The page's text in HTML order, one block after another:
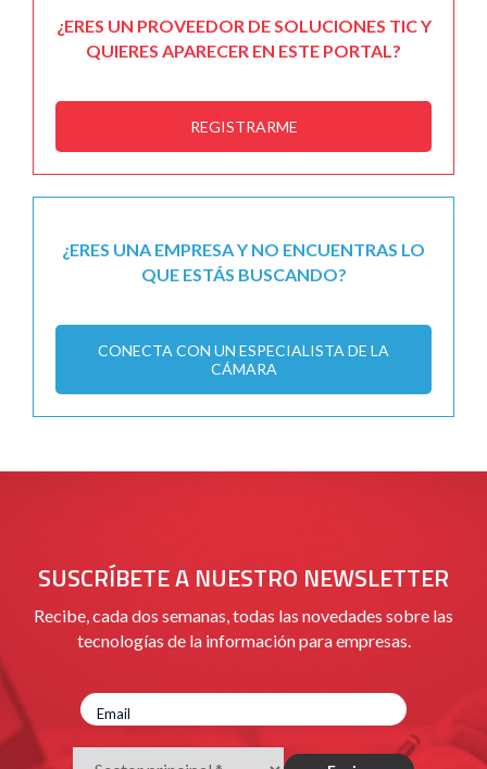
¿ERES UN PROVEEDOR DE SOLUCIONES TIC Y
QUIERES APARECER EN ESTE PORTAL?
REGISTRARME
¿ERES UNA EMPRESA Y NO ENCUENTRAS LO
QUE ESTÁS BUSCANDO?
CONECTA CON UN ESPECIALISTA DE LA
CÁMARA
SUSCRÍBETE A NUESTRO NEWSLETTER
Recibe, cada dos semanas, todas las novedades sobre las
tecnologías de la información para empresas.